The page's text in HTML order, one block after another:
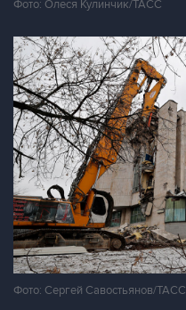
Фото: Олеся Кулинчик/ТАСС
Фото: Сергей Савостьянов/ТАСС